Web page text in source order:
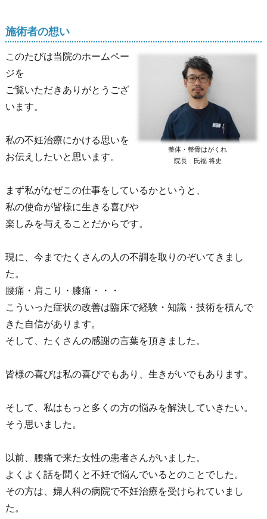
施術者の想い
整体・整骨はがくれ
院長 氏福 将史
このたびは当院のホームペー
ジを
ご覧いただきありがとうござ
います。
私の不妊治療にかける思いを
お伝えしたいと思います。
まず私がなぜこの仕事をしているかというと、
私の使命が皆様に生きる喜びや
楽しみを与えることだからです。
現に、今までたくさんの人の不調を取りのぞいてきまし
た。
腰痛・肩こり・膝痛・・・
こういった症状の改善は臨床で経験・知識・技術を積んで
きた自信があります。
そして、たくさんの感謝の言葉を頂きました。
皆様の喜びは私の喜びでもあり、生きがいでもあります。
そして、私はもっと多くの方の悩みを解決していきたい。
そう思いました。
以前、腰痛で来た女性の患者さんがいました。
よくよく話を聞くと不妊で悩んでいるとのことでした。
その方は、婦人科の病院で不妊治療を受けられていまし
た。